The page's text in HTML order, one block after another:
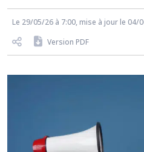
Le 29/05/26 à 7:00, mise à jour le 04/
Version PDF